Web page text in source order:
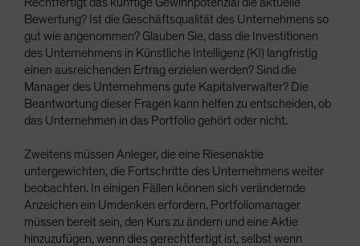
Bewertung? Ist die Geschäftsqualität des Unternehmens so
gut wie angenommen? Glauben Sie, dass die Investitionen
des Unternehmens in Künstliche Intelligenz (KI) langfristig
einen ausreichenden Ertrag erzielen werden? Sind die
Manager des Unternehmens gute Kapitalverwalter? Die
Beantwortung dieser Fragen kann helfen zu entscheiden, ob
das Unternehmen in das Portfolio gehört oder nicht.
Zweitens müssen Anleger, die eine Riesenaktie
untergewichten, die Fortschritte des Unternehmens weiter
beobachten. In einigen Fällen können sich verändernde
Anzeichen ein Umdenken erfordern. Portfoliomanager
müssen bereit sein, den Kurs zu ändern und eine Aktie
hinzuzufügen, wenn dies gerechtfertigt ist, selbst wenn